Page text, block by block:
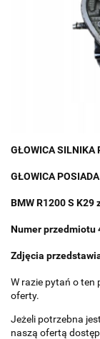
GŁOWICA SILNIKA
GŁOWICA
BMW R1200 S K29
Numer przedmiotu
Zdjęcia
W razie pytań o ten
oferty.
Jeżeli potrzebna
naszą ofertą